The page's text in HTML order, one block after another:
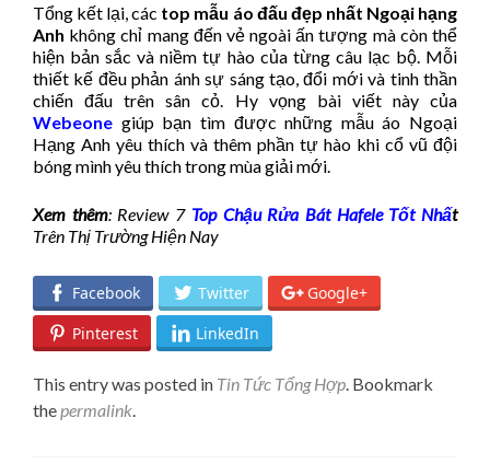
Tổng kết lại, các top mẫu áo đấu đẹp nhất Ngoại hạng
Anh không chỉ mang đến vẻ ngoài ấn tượng mà còn thể
hiện bản sắc và niềm tự hào của từng câu lạc bộ. Mỗi
thiết kế đều phản ánh sự sáng tạo, đổi mới và tinh thần
chiến đấu trên sân cỏ. Hy vọng bài viết này của
Webeone giúp bạn tìm được những mẫu áo Ngoại
Hạng Anh yêu thích và thêm phần tự hào khi cổ vũ đội
bóng mình yêu thích trong mùa giải mới.
Xem thêm: Review 7 Top Chậu Rửa Bát Hafele Tốt Nhất
Trên Thị Trường Hiện Nay
Facebook Twitter
Google+
Pinterest
LinkedIn
This entry was posted in Tin Tức Tổng Hợp. Bookmark
thepermalink.